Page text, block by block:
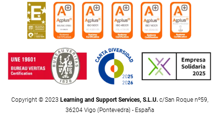
Copyright © 2023 Learning and Support Services, S.L.U.c/San Roque nº59,
36204 Vigo (Pontevedra) - España